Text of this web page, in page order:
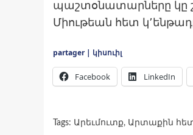
պաշտօնատարները կը
Միութեան հետ
partager | կիսուիլ
Facebook LinkedIn
Tags: Արեւմուտք, Արտաքին